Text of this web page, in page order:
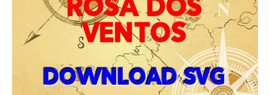
para
utilização
mapas